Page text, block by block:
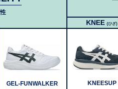
KNEE (ひざ)
GEL-FUNWALKER KNEESUP